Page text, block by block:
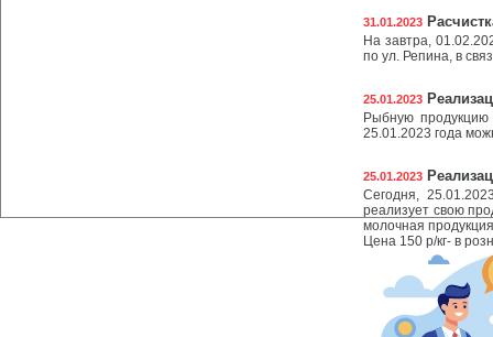
31.01.2023
На завтра,
по ул. Репина, в
25.01.2023
Рыбную
25.01.2023 года
25.01.2023
Сегодня,
реализует свою
молочная
Цена 150 р/кг- в